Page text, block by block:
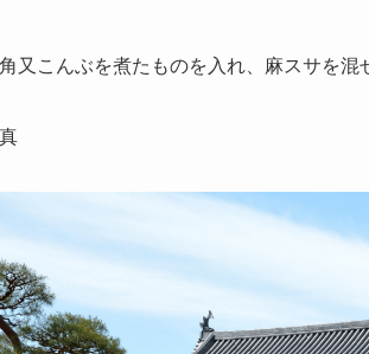
又こんぶを煮たものを入れ、麻スサを混